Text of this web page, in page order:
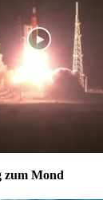
zum Mond